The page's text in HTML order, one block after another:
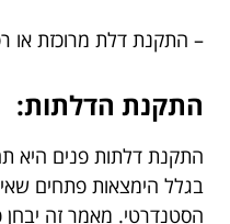
– התקנת דלת מרוכזת או
התקנת הדלתות:
התקנת דלתות פנים היא
בגלל הימצאות פתחים
הסטנדרטי. מאמר זה